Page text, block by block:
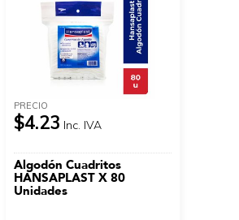
PRECIO
$4.23 Inc. IVA
Algodón Cuadritos
HANSAPLAST X 80
Unidades